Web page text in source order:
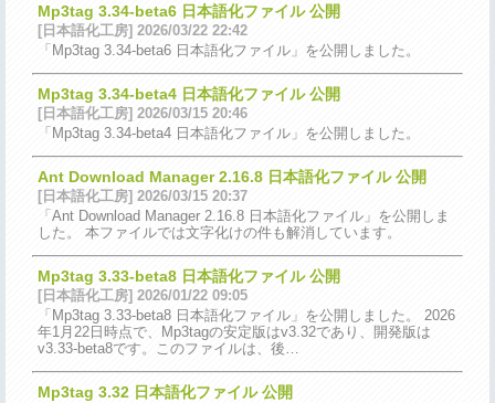
Mp3tag 3.34-beta6 日本語化ファイル 公開
[日本語化工房] 2026/03/22 22:42
「Mp3tag 3.34-beta6 日本語化ファイル」を公開しました。
Mp3tag 3.34-beta4 日本語化ファイル 公開
[日本語化工房] 2026/03/15 20:46
「Mp3tag 3.34-beta4 日本語化ファイル」を公開しました。
Ant Download Manager 2.16.8 日本語化ファイル 公開
[日本語化工房] 2026/03/15 20:37
「Ant Download Manager 2.16.8 日本語化ファイル」を公開しま
した。 本ファイルでは文字化けの件も解消しています。
Mp3tag 3.33-beta8 日本語化ファイル 公開
[日本語化工房] 2026/01/22 09:05
「Mp3tag 3.33-beta8 日本語化ファイル」を公開しました。 2026
年1月22日時点で、Mp3tagの安定版はv3.32であり、開発版は
v3.33-beta8です。このファイルは、後…
Mp3tag 3.32 日本語化ファイル 公開